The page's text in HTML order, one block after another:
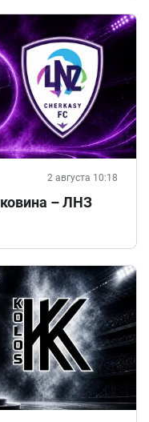
2 августа 10:18
– ЛНЗ